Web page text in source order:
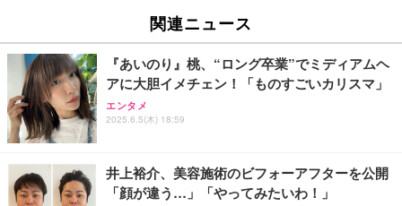
関連ニュース
『あいのり』桃、“ロング卒業”でミディアムヘ
アに大胆イメチェン！「ものすごいカリスマ」
エンタメ
2025.6.5(木) 18:59
井上裕介、美容施術のビフォーアフターを公開
「顔が違う…」「やってみたいわ！」